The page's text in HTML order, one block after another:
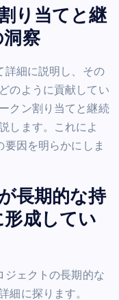
り当てと継
察
詳細に説明し、その
のように貢献してい
クン割り当てと継続
します。これによ
要因を明らかにしま
長期的な持
成してい
ジェクトの長期的な
細に探ります。